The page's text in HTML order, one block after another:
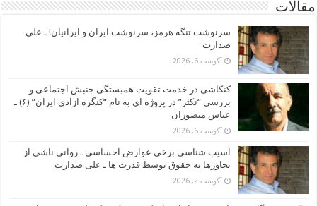
مقالات
سرنوشت تنگه هرمز، سرنوشت ایران و ایرانیان! ـ علی
صدارت
آگوست 6, 2026
کنکاشی در خدمت تقویت همبستگی جنبش اجتماعی و
بررسی “نکثر” در پروژه ای به نام “کنگره آزادی ایران” (۶) ـ
عباس منصوران
آگوست 6, 2026
آسیب شناسی برخی عوارض احساسی ـ روانی ناشی از
تجاوزها به حقوق توسط قدرت ها ـ علی صدارت
آگوست 2, 2026